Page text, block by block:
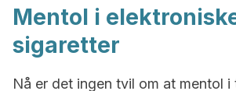
Mentol i
sigaretter
Nå er det ingen tvil om at mentol i